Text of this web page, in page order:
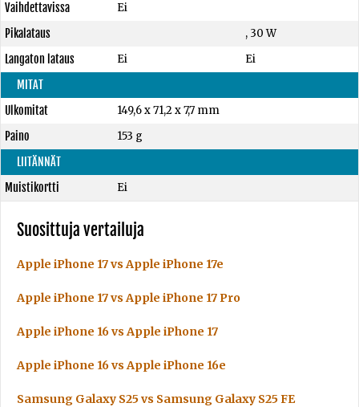
Vaihdettavissa
Ei
Pikalataus
, 30 W
Langaton lataus
Ei
Ei
MITAT
Ulkomitat
149,6 x 71,2 x 7,7 mm
Paino
153 g
LIITÄNNÄT
Muistikortti
Ei
Suosittuja vertailuja
Apple iPhone 17 vs Apple iPhone 17e
Apple iPhone 17 vs Apple iPhone 17 Pro
Apple iPhone 16 vs Apple iPhone 17
Apple iPhone 16 vs Apple iPhone 16e
Samsung Galaxy S25 vs Samsung Galaxy S25 FE